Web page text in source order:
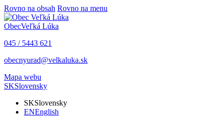
Rovno na obsah Rovno na menu
ObecVeľká Lúka
045 / 5443 621
obecnyurad@velkaluka.sk
Mapa webu
SKSlovensky
SKSlovensky
ENEnglish